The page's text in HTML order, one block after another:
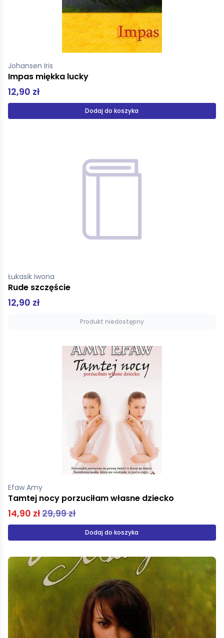
Johansen Iris
Impas miękka lucky
12,90 zł
Dodaj do koszyka
Łukasik Iwona
Rude szczęście
12,90 zł
Produkt niedostępny
Efaw Amy
Tamtej nocy porzuciłam własne dziecko
14,90 zł29,99 zł
Dodaj do koszyka